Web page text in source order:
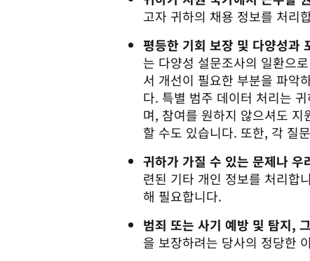
고자 귀하의 채용 정보를 처리
평등한 기회 보장 및 다양성과
는 다양성 설문조사의 일환으
서 개선이 필요한 부분을 파악
다. 특별 범주 데이터 처리는
며, 참여를 원하지 않으셔도
할 수도 있습니다. 또한, 각 질
귀하가 가질 수 있는 문제나 우
련된 기타 개인 정보를 처리합
해 필요합니다.
범죄 또는 사기 예방 및 탐지,
을 보장하려는 당사의 정당한